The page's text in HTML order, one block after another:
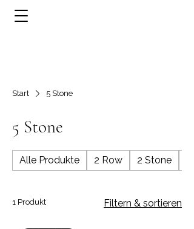
Start 5 Stone
5 Stone
Alle Produkte 2 Row 2 Stone
1 Produkt Filtern & sortieren